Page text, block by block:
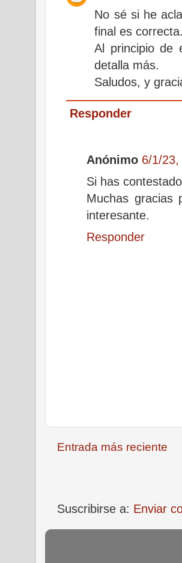
No sé si he
final es correcta.
Al principio de
detalla más.
Saludos, y
Responder
Anónimo 6/1/
Si has
Muchas
interesante.
Responder
Entrada más reciente
Suscribirse a: Enviar